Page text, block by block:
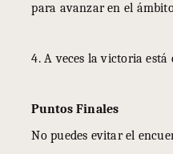
para avanzar en el
4. A veces la victoria está
Puntos Finales
No puedes evitar el